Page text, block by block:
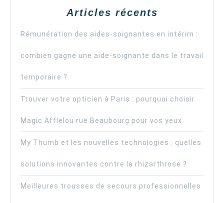
Articles récents
Rémunération des aides-soignantes en intérim :
combien gagne une aide-soignante dans le travail
temporaire ?
Trouver votre opticien à Paris : pourquoi choisir
Magic Afflelou rue Beaubourg pour vos yeux
My Thumb et les nouvelles technologies : quelles
solutions innovantes contre la rhizarthrose ?
Meilleures trousses de secours professionnelles